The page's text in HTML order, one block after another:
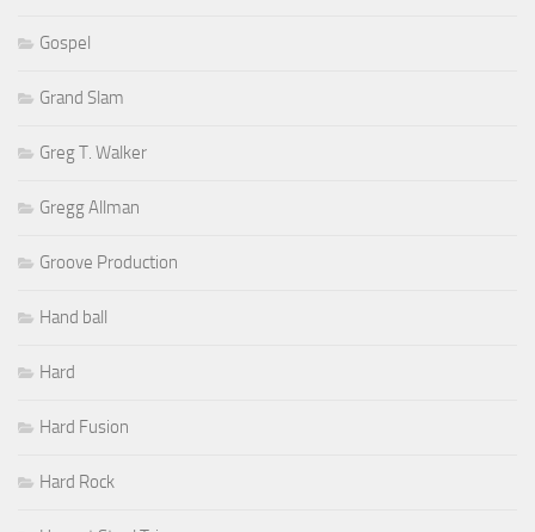
Gospel
Grand Slam
Greg T. Walker
Gregg Allman
Groove Production
Hand ball
Hard
Hard Fusion
Hard Rock